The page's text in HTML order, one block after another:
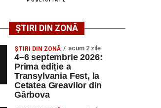
ȘTIRI DIN ZONĂ
ȘTIRI DIN ZONĂ acum 2 zile
4–6 septembrie 2026:
Prima ediție a
Transylvania Fest, la
Cetatea Greavilor din
Gârbova